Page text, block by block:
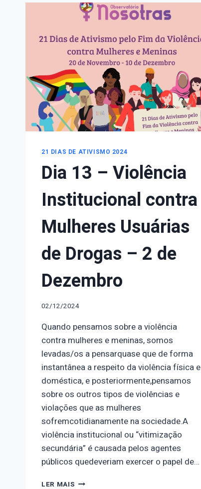
URGENTE
POR
E
IGUALDADE:
A
VIOLÊNCIA
CONTRA
MULHERES
TRANS
–
5
21 DIAS DE ATIVISMO 2024
Dia 13 – Violência
Institucional contra
Mulheres Usuárias
de Drogas – 2 de
Dezembro
02/12/2024
Quando pensamos sobre a violência
contra mulheres e meninas, somos
levadas/os a pensarquase que de forma
instantânea a respeito da violência física e
doméstica, e posteriormente,pensamos
sobre os outros tipos de violências e
violações que as mulheres
sofremcotidianamente na sociedade.A
violência institucional ou “vitimização
secundária” é causada pelos agentes
públicos quedeveriam exercer o papel de…
LER MAIS DIA